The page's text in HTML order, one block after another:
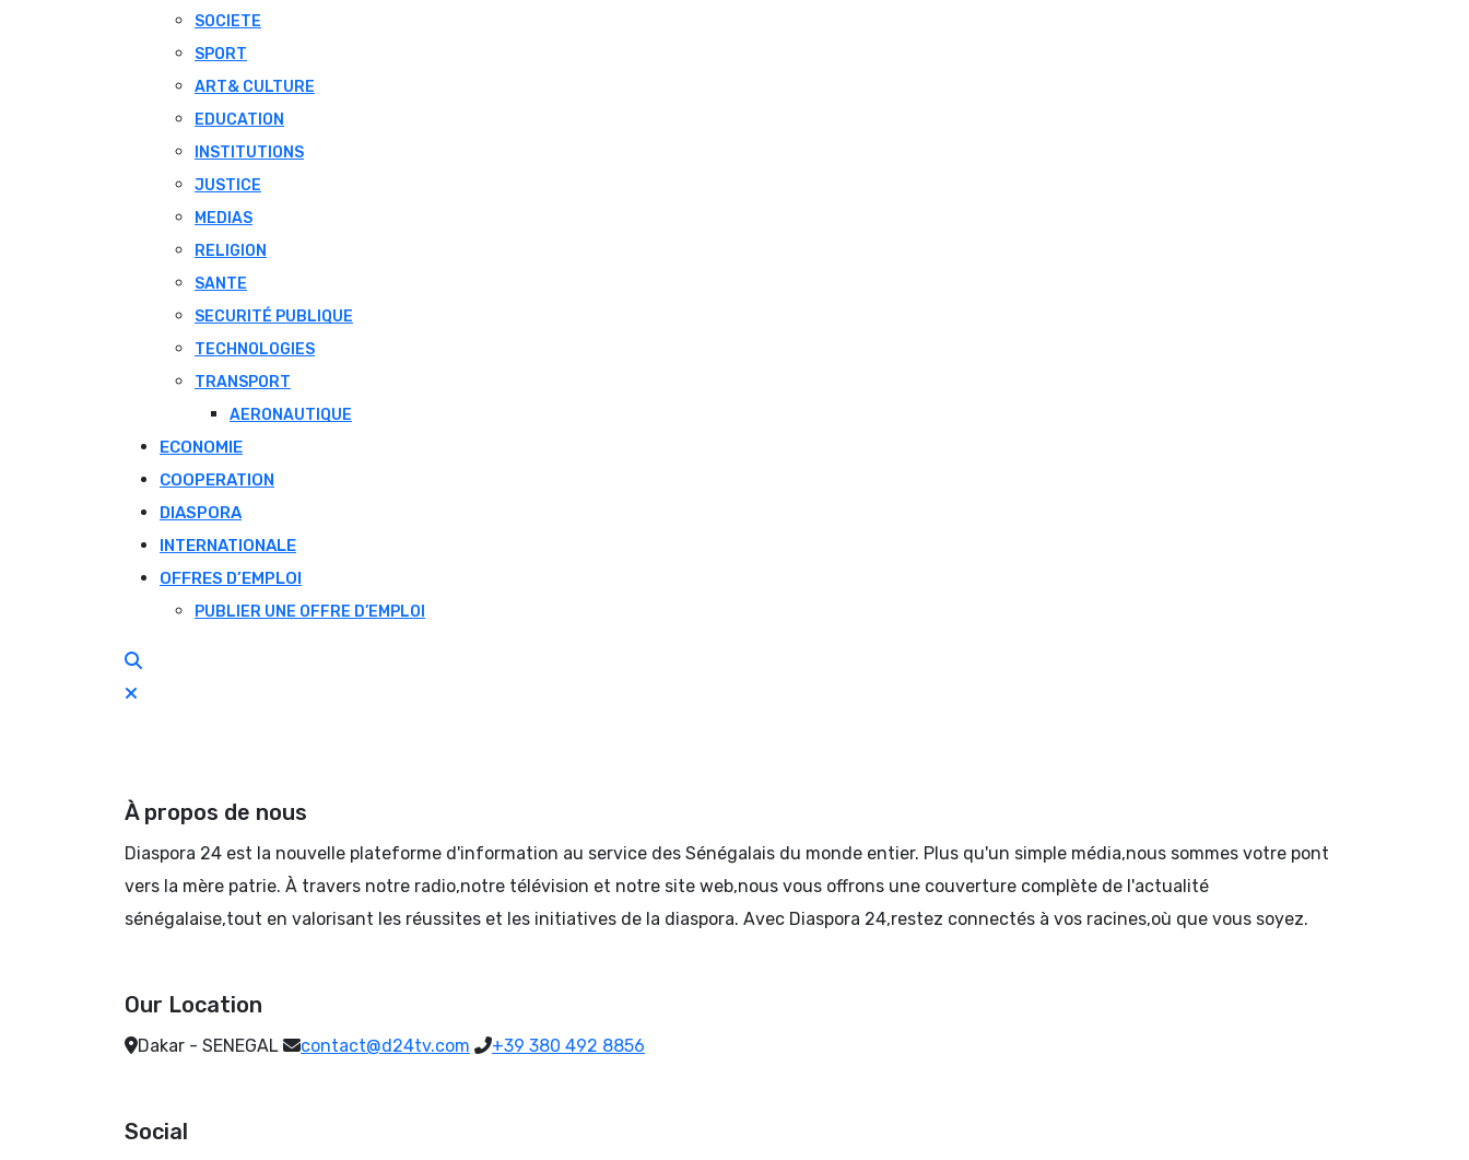
SOCIETE
SPORT
ART& CULTURE
EDUCATION
INSTITUTIONS
JUSTICE
MEDIAS
RELIGION
SANTE
SECURITÉ PUBLIQUE
TECHNOLOGIES
TRANSPORT
AERONAUTIQUE
ECONOMIE
COOPERATION
DIASPORA
INTERNATIONALE
OFFRES D’EMPLOI
PUBLIER UNE OFFRE D’EMPLOI
À propos de nous
Diaspora 24 est la nouvelle plateforme d'information au service des Sénégalais du monde entier. Plus qu'un simple média,nous sommes votre pont
vers la mère patrie. À travers notre radio,notre télévision et notre site web,nous vous offrons une couverture complète de l'actualité
sénégalaise,tout en valorisant les réussites et les initiatives de la diaspora. Avec Diaspora 24,restez connectés à vos racines,où que vous soyez.
Our Location
Dakar - SENEGAL contact@d24tv.com +39 380 492 8856
Social